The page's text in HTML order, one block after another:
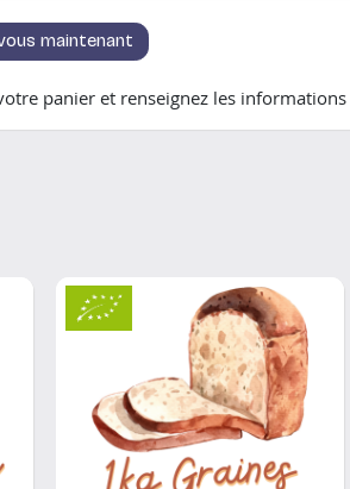
maintenant
panier et renseignez les